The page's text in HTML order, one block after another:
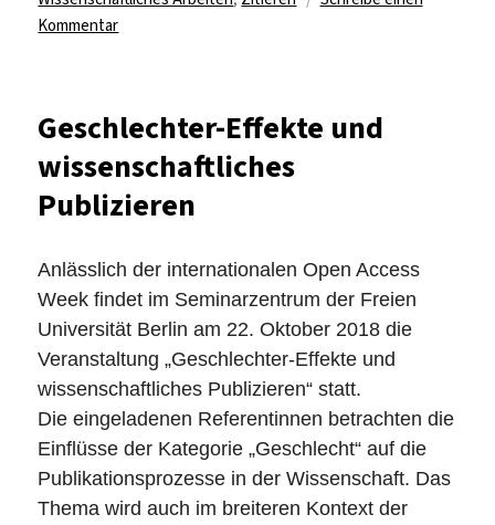
Kommentarzu
Style
Online
Geschlechter-Effekte und
wissenschaftliches
Publizieren
Anlässlich der internationalen Open Access
Week findet im Seminarzentrum der Freien
Universität Berlin am 22. Oktober 2018 die
Veranstaltung „Geschlechter-Effekte und
wissenschaftliches Publizieren“ statt.
Die eingeladenen Referentinnen betrachten die
Einflüsse der Kategorie „Geschlecht“ auf die
Publikationsprozesse in der Wissenschaft. Das
Thema wird auch im breiteren Kontext der